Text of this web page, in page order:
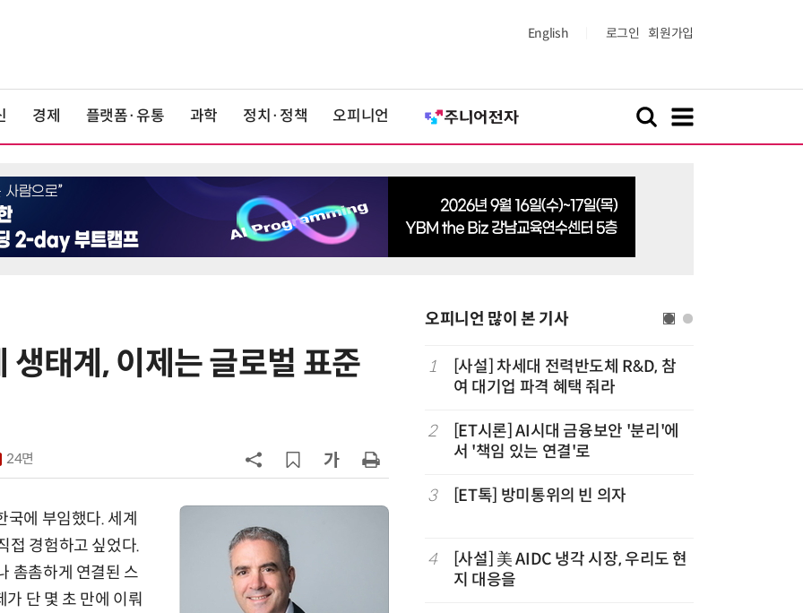
English 로그인 회원가입
경제 플랫폼·유통 과학 정치·정책 오피니언
태계, 이제는 글로벌 표준
24면
에 부임했다. 세계
접 경험하고 싶었다.
촘촘하게 연결된 스
단 몇 초 만에 이뤄
오피니언 많이 본 기사
6
[디지털문서 인사이트] 디지털통상
더 “진정한 웰니스는 균형…지속 가
능한 삶 구현해야”
[조현래의 콘텐츠 脈] 〈15〉문화기술
과 K컬처산업의 미래
1
[사설] 차세대 전력반도체 R&D, 참
여 대기업 파격 혜택 줘라
2
[ET시론] AI시대 금융보안 '분리'에
서 '책임 있는 연결'로
3 [ET톡] 방미통위의 빈 의자
4
[사설] 美 AIDC 냉각 시장, 우리도 현
지 대응을